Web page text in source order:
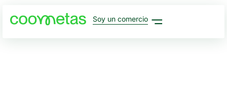
Soy un comercio